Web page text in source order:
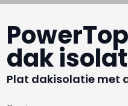
dak
Plat dakisolatie met